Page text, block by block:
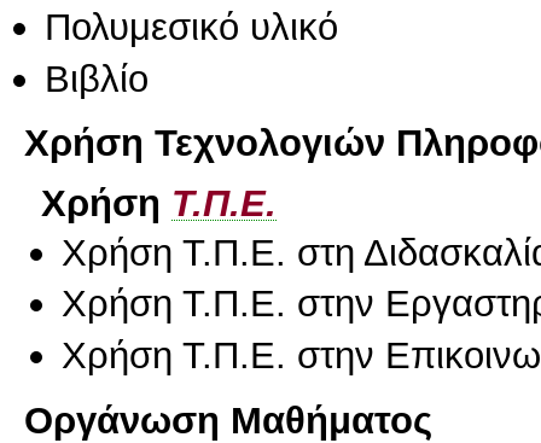
Πολυμεσικό υλικό
Βιβλίο
Χρήση Τεχνολογιών
Χρήση Τ.Π.Ε.
Χρήση Τ.Π.Ε. στη
Χρήση Τ.Π.Ε. στην
Χρήση Τ.Π.Ε. στην
Οργάνωση Μαθήματος